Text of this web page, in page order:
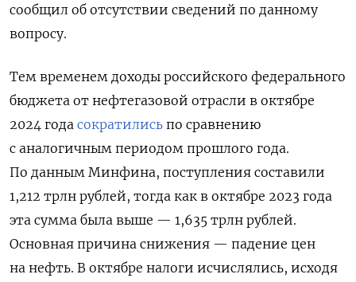
сообщил об отсутствии сведений по данному
вопросу.
Тем временем доходы российского федерального
бюджета от нефтегазовой отрасли в октябре
2024 года сократились по сравнению
с аналогичным периодом прошлого года.
По данным Минфина, поступления составили
1,212 трлн рублей, тогда как в октябре 2023 года
эта сумма была выше — 1,635 трлн рублей.
Основная причина снижения — падение цен
на нефть. В октябре налоги исчислялись, исходя